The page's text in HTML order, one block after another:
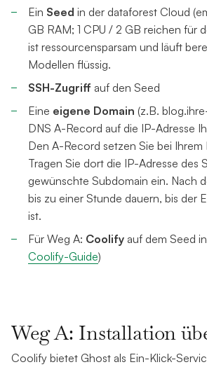
Ein Seed in der dataforest Cloud
GB RAM; 1 CPU / 2 GB reichen für
ist ressourcensparsam und läuft
Modellen flüssig.
SSH-Zugriff auf den Seed
Eine eigene Domain (z.B.
DNS A-Record auf die IP-Adresse
Den A-Record setzen Sie bei
Tragen Sie dort die IP-Adresse des
gewünschte Subdomain ein. Nach
bis zu einer Stunde dauern, bis der
ist.
Für Weg A: Coolify auf dem Seed
Coolify-Guide)
Weg A: Installation
Coolify bietet Ghost als Ein-Klick-